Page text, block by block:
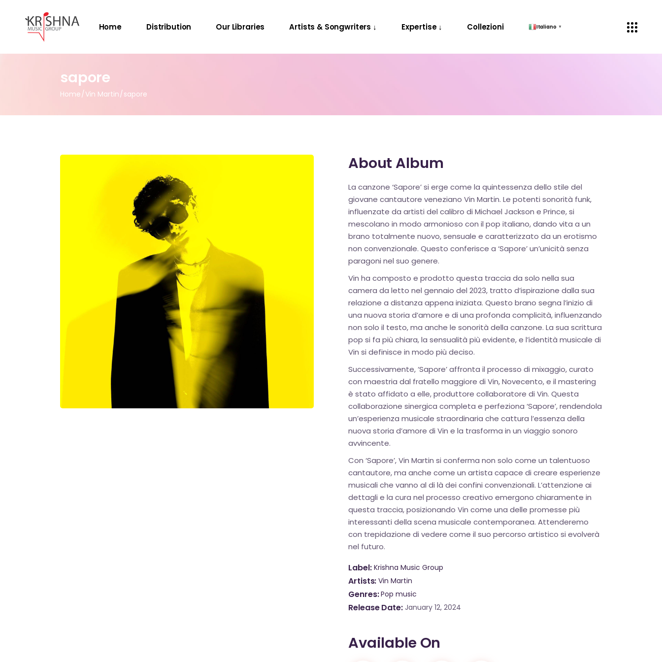
Home Distribution Our Libraries Artists & Songwriters ↓ Expertise ↓ Collezioni Italiano ▼
Projects
sapore
Home Vin Martin sapore
About Album
La canzone ‘Sapore’ si erge come la quintessenza dello stile del
giovane cantautore veneziano Vin Martin. Le potenti sonorità funk,
influenzate da artisti del calibro di Michael Jackson e Prince, si
mescolano in modo armonioso con il pop italiano, dando vita a un
brano totalmente nuovo, sensuale e caratterizzato da un erotismo
non convenzionale. Questo conferisce a ‘Sapore’ un’unicità senza
paragoni nel suo genere.
Vin ha composto e prodotto questa traccia da solo nella sua
camera da letto nel gennaio del 2023, tratto d’ispirazione dalla sua
relazione a distanza appena iniziata. Questo brano segna l’inizio di
una nuova storia d’amore e di una profonda complicità, influenzando
non solo il testo, ma anche le sonorità della canzone. La sua scrittura
pop si fa più chiara, la sensualità più evidente, e l’identità musicale di
Vin si definisce in modo più deciso.
Successivamente, ‘Sapore’ affronta il processo di mixaggio, curato
con maestria dal fratello maggiore di Vin, Novecento, e il mastering
è stato affidato a elle, produttore collaboratore di Vin. Questa
collaborazione sinergica completa e perfeziona ‘Sapore’, rendendola
un’esperienza musicale straordinaria che cattura l’essenza della
nuova storia d’amore di Vin e la trasforma in un viaggio sonoro
avvincente.
Con ‘Sapore’, Vin Martin si conferma non solo come un talentuoso
cantautore, ma anche come un artista capace di creare esperienze
musicali che vanno al di là dei confini convenzionali. L’attenzione ai
dettagli e la cura nel processo creativo emergono chiaramente in
questa traccia, posizionando Vin come una delle promesse più
interessanti della scena musicale contemporanea. Attenderemo
con trepidazione di vedere come il suo percorso artistico si evolverà
nel futuro.
Label Krishna Music Group
Artists Vin Martin
Genres Pop music
Release Date January 12, 2024
Available On